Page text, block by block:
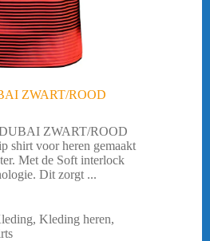
ZWART/ROOD
ZWART/ROOD
shirt voor heren gemaakt
Met de Soft interlock
Dit zorgt ...
, Kleding heren,